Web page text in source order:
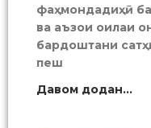
фаҳмондадиҳӣ
ва аъзои оилаи
бардоштани
пеш
Давом додан...